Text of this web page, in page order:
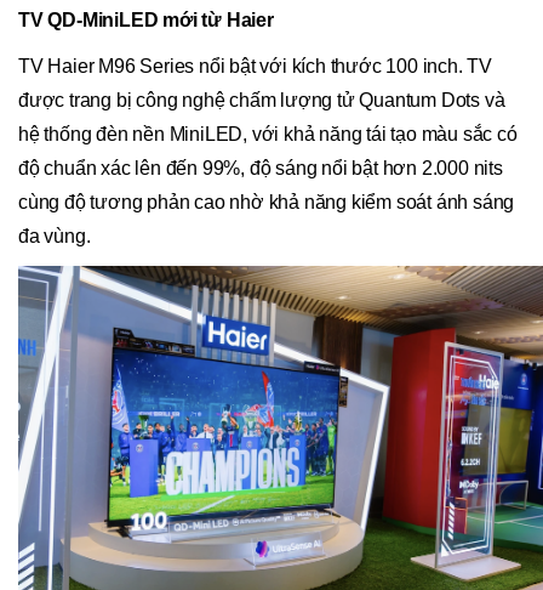
TV QD-MiniLED mới từ Haier
TV Haier M96 Series nổi bật với kích thước 100 inch. TV
được trang bị công nghệ chấm lượng tử Quantum Dots và
hệ thống đèn nền MiniLED, với khả năng tái tạo màu sắc có
độ chuẩn xác lên đến 99%, độ sáng nổi bật hơn 2.000 nits
cùng độ tương phản cao nhờ khả năng kiểm soát ánh sáng
đa vùng.